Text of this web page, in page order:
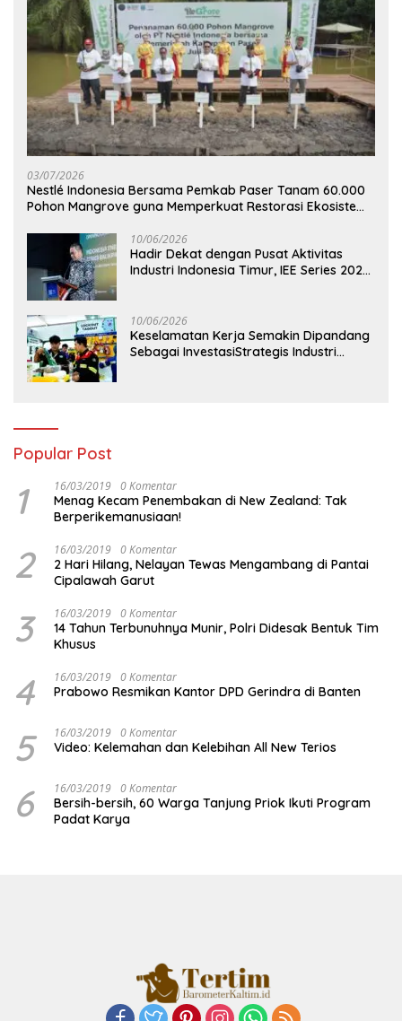
03/07/2026
Nestlé Indonesia Bersama Pemkab Paser Tanam 60.000
Pohon Mangrove guna Memperkuat Restorasi Ekosistem
10/06/2026
Hadir Dekat dengan Pusat Aktivitas
Industri Indonesia Timur, IEE Series 2026
10/06/2026
Keselamatan Kerja Semakin Dipandang
Sebagai InvestasiStrategis Industri
Popular Post
1 16/03/2019 0 Komentar
Menag Kecam Penembakan di New Zealand: Tak
Berperikemanusiaan!
2 16/03/2019 0 Komentar
2 Hari Hilang, Nelayan Tewas Mengambang di Pantai
Cipalawah Garut
3 16/03/2019 0 Komentar
14 Tahun Terbunuhnya Munir, Polri Didesak Bentuk Tim
Khusus
4 16/03/2019 0 Komentar
Prabowo Resmikan Kantor DPD Gerindra di Banten
5 16/03/2019 0 Komentar
Video: Kelemahan dan Kelebihan All New Terios
6 16/03/2019 0 Komentar
Bersih-bersih, 60 Warga Tanjung Priok Ikuti Program
Padat Karya